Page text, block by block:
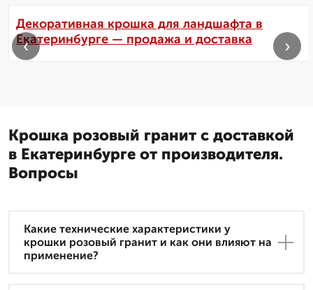
Декоративная крошка для ландшафта в
Екатеринбурге — продажа и доставка
‹ ›
Крошка розовый гранит с доставкой
в Екатеринбурге от производителя.
Вопросы
Какие технические характеристики у
крошки розовый гранит и как они влияют на
применение?